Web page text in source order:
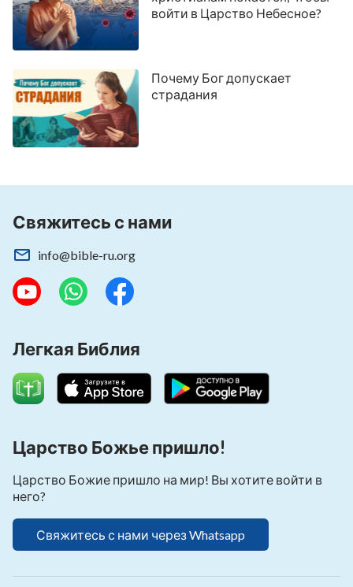
войти в Царство Небесное?
Почему Бог допускает
страдания
Свяжитесь с нами
info@bible-ru.org
Легкая Библия
Царство Божье пришло!
Царство Божие пришло на мир! Вы хотите войти в
него?
Свяжитесь с нами через Whatsapp